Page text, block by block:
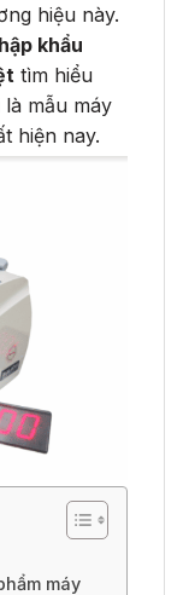
hiệu này.
khẩu
tìm hiểu
mẫu máy
hiện nay.
máy